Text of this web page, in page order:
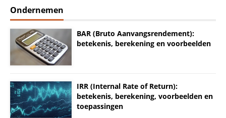
Ondernemen
BAR (Bruto Aanvangsrendement):
betekenis, berekening en voorbeelden
IRR (Internal Rate of Return):
betekenis, berekening, voorbeelden en
toepassingen